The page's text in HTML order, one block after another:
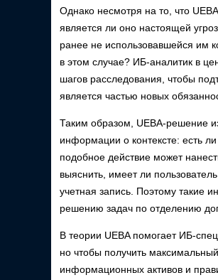
Однако несмотря на то, что
является ли оно настоящей
ранее не использовавшейся им
в этом случае? ИБ-аналитик в
шагов расследования, чтобы
является частью новых
Таким образом, UEBA-решение
информации о контексте: есть
подобное действие может
выяснить, имеет ли
учетная запись. Поэтому такие
решению задач по отделению
В теории UEBA помогает ИБ-
но чтобы получить
информационных активов и